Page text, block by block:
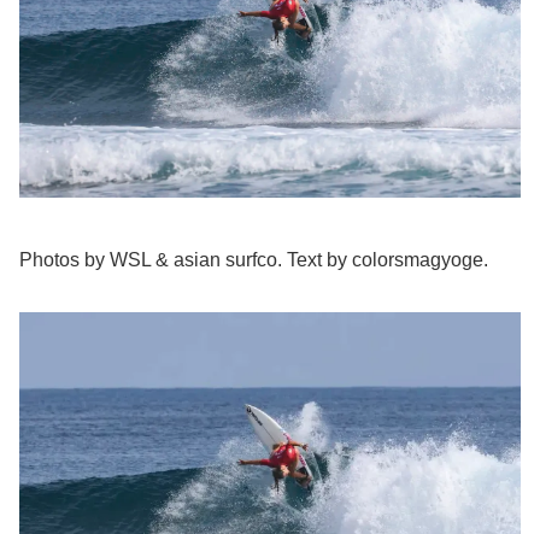
Photos by WSL & asian surfco. Text by colorsmagyoge.